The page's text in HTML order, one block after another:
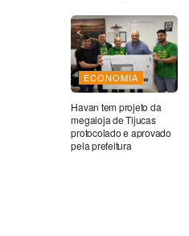
ECONOMIA
Havan tem projeto da
megaloja de Tijucas
protocolado e aprovado
pela prefeitura